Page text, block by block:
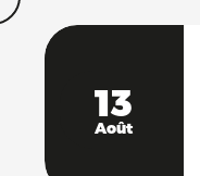
13
Août